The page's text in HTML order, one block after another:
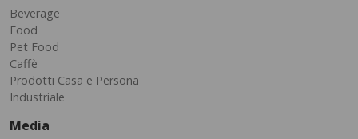
Beverage
Food
Pet Food
Caffè
Prodotti Casa e Persona
Industriale
Media